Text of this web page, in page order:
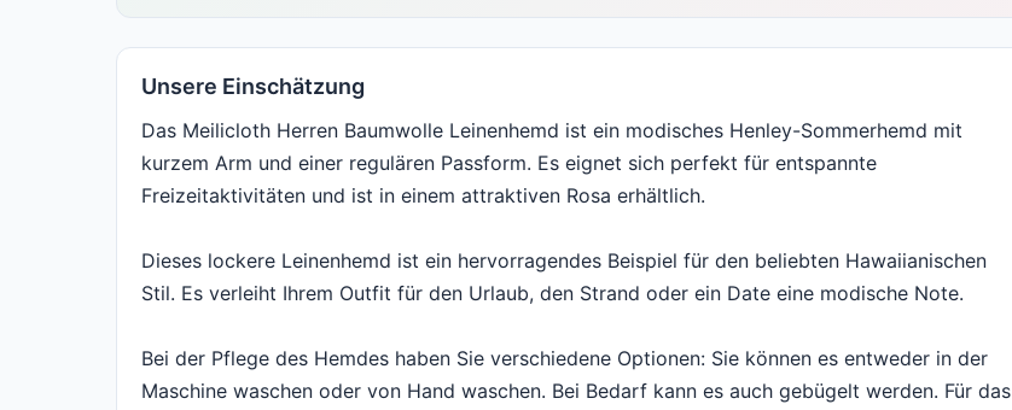
Unsere Einschätzung
Das Meilicloth Herren Baumwolle Leinenhemd ist ein modisches Henley-Sommerhemd mit
kurzem Arm und einer regulären Passform. Es eignet sich perfekt für entspannte
Freizeitaktivitäten und ist in einem attraktiven Rosa erhältlich.
Dieses lockere Leinenhemd ist ein hervorragendes Beispiel für den beliebten Hawaiianischen
Stil. Es verleiht Ihrem Outfit für den Urlaub, den Strand oder ein Date eine modische Note.
Bei der Pflege des Hemdes haben Sie verschiedene Optionen: Sie können es entweder in der
Maschine waschen oder von Hand waschen. Bei Bedarf kann es auch gebügelt werden. Für das